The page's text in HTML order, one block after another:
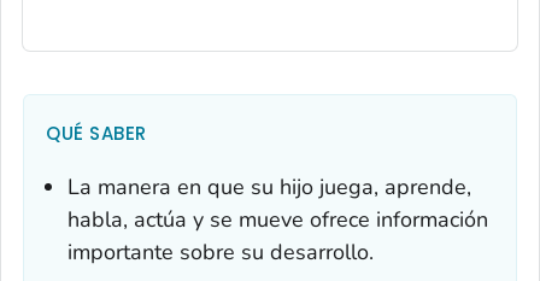
QUÉ SABER
La manera en que su hijo juega, aprende,
habla, actúa y se mueve ofrece información
importante sobre su desarrollo.